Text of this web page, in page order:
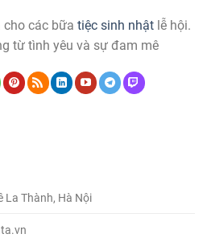
cho các bữa tiệc sinh nhậtlễ hội.
từ tình yêu và sự đam mê
La Thành, Hà Nội